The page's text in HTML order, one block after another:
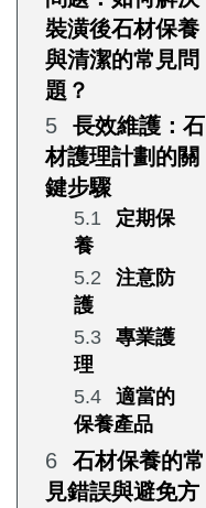
裝潢後石材保養
與清潔的常見問
題？
長效維護：石
材護理計劃的關
鍵步驟
定期保
養
注意防
護
專業護
理
適當的
保養產品
石材保養的常
見錯誤與避免方